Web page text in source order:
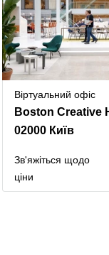
Віртуальний офіс
02000 Київ
Зв'яжіться щодо
ціни